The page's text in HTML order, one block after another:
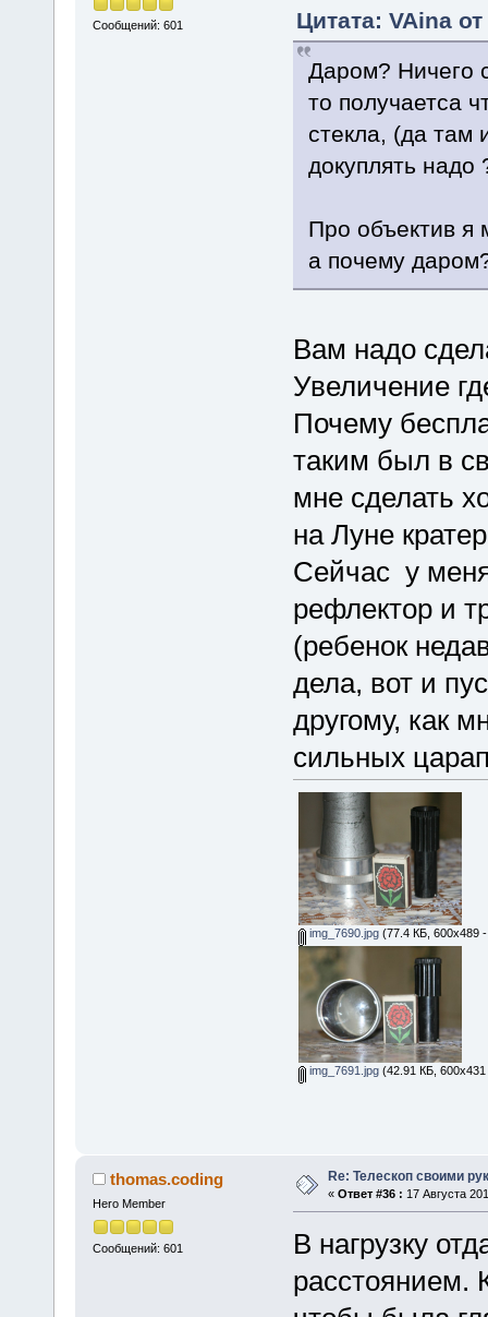
Сообщений: 601
Цитата: VAina
Даром? Ничего
то получаетса
стекла, (да там
докуплять надо
Про объектив я
а почему
Вам надо
Увеличение
Почему
таким был в
мне сделать
на Луне
Сейчас у
рефлектор и
(ребенок
дела, вот и
другому, как
сильных
img_7690.jpg(77.4 КБ, 600x489 -
img_7691.jpg(42.91 КБ, 600x431
thomas.coding
Hero Member
Сообщений: 601
Re: Телескоп своими
« Ответ #36 : 17 Августа
В нагрузку
расстоянием.